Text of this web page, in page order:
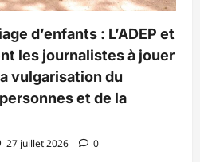
d’enfants : L’ADEP et
les journalistes à jouer
vulgarisation du
et de la
27 juillet 2026 0